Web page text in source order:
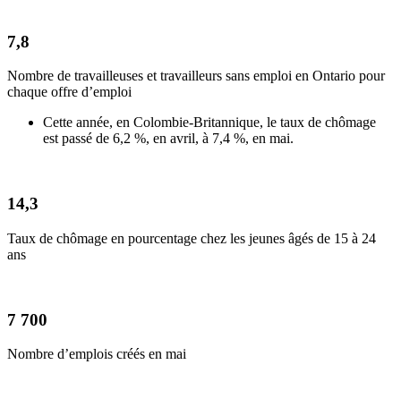
7,8
Nombre de travailleuses et travailleurs sans emploi en Ontario pour
chaque offre d’emploi
Cette année, en Colombie-Britannique, le taux de chômage
est passé de 6,2 %, en avril, à 7,4 %, en mai.
14,3
Taux de chômage en pourcentage chez les jeunes âgés de 15 à 24
ans
7 700
Nombre d’emplois créés en mai